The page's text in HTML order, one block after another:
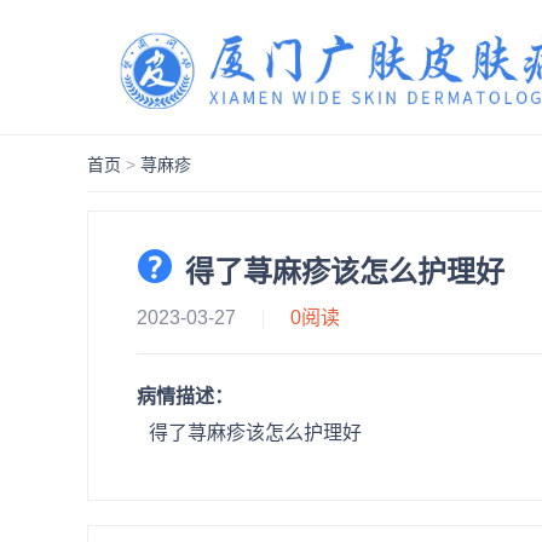
首页 > 荨麻疹
得了荨麻疹该怎么护理好
2023-03-27 0阅读
病情描述：
得了荨麻疹该怎么护理好